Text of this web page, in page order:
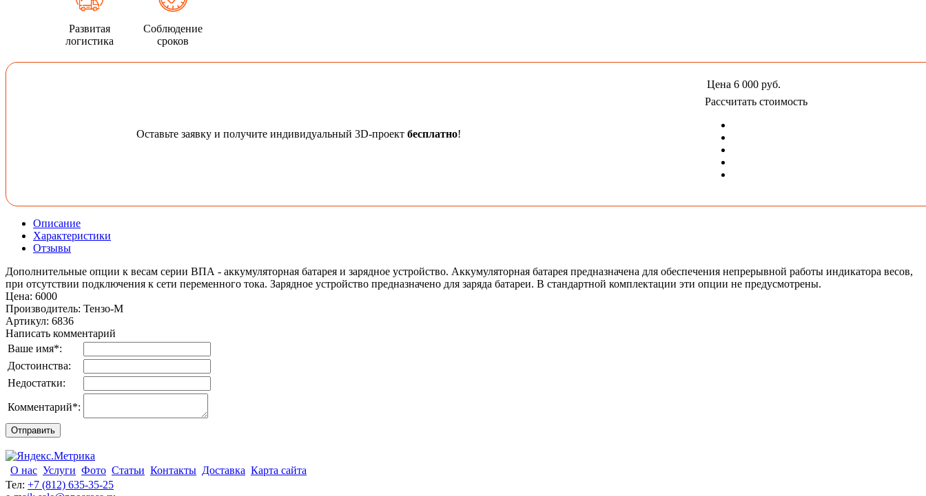
Развитая
логистика
Соблюдение
сроков
Оставьте заявку и получите индивидуальный 3D-проект бесплатно!
Цена 6 000 руб.
Рассчитать стоимость
Описание
Характеристики
Отзывы
Дополнительные опции к весам серии ВПА - аккумуляторная батарея и зарядное устройство. Аккумуляторная батарея предназначена для обеспечения непрерывной работы индикатора весов,
при отсутствии подключения к сети переменного тока. Зарядное устройство предназначено для заряда батареи. В стандартной комплектации эти опции не предусмотрены.
Цена: 6000
Производитель: Тензо-М
Артикул: 6836
Написать комментарий
Ваше имя*:
Достоинства:
Недостатки:
Комментарий*:
О нас Услуги Фото Статьи Контакты Доставка Карта сайта
Тел: +7 (812) 635-35-25